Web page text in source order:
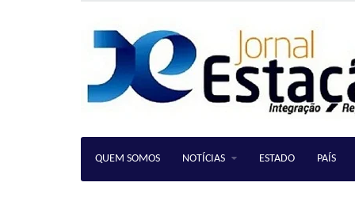
QUEM SOMOS NOTÍCIAS ESTADO PAÍS